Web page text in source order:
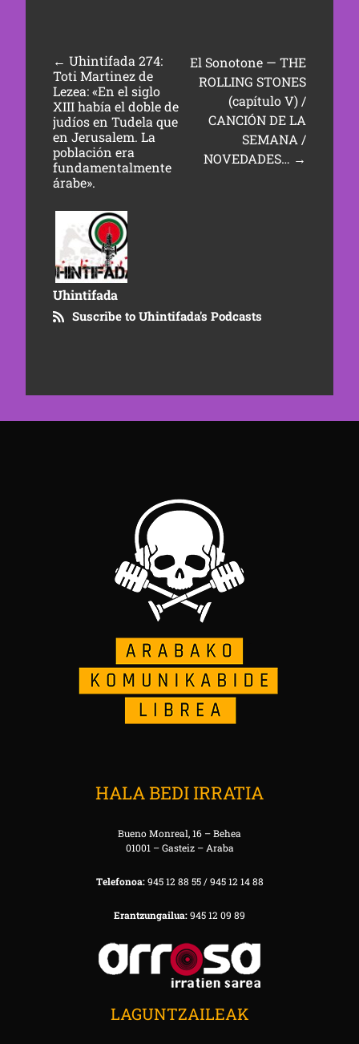
← Uhintifada 274:
Toti Martinez de
Lezea: «En el siglo
XIII había el doble de
judíos en Tudela que
en Jerusalem. La
población era
fundamentalmente
árabe».
El Sonotone — THE
ROLLING STONES
(capítulo V) /
CANCIÓN DE LA
SEMANA /
NOVEDADES… →
Uhintifada
Suscribe to Uhintifada's Podcasts
HALA BEDI IRRATIA
Bueno Monreal, 16 – Behea
01001 – Gasteiz – Araba
Telefonoa:945 12 88 55 / 945 12 14 88
Erantzungailua:945 12 09 89
LAGUNTZAILEAK